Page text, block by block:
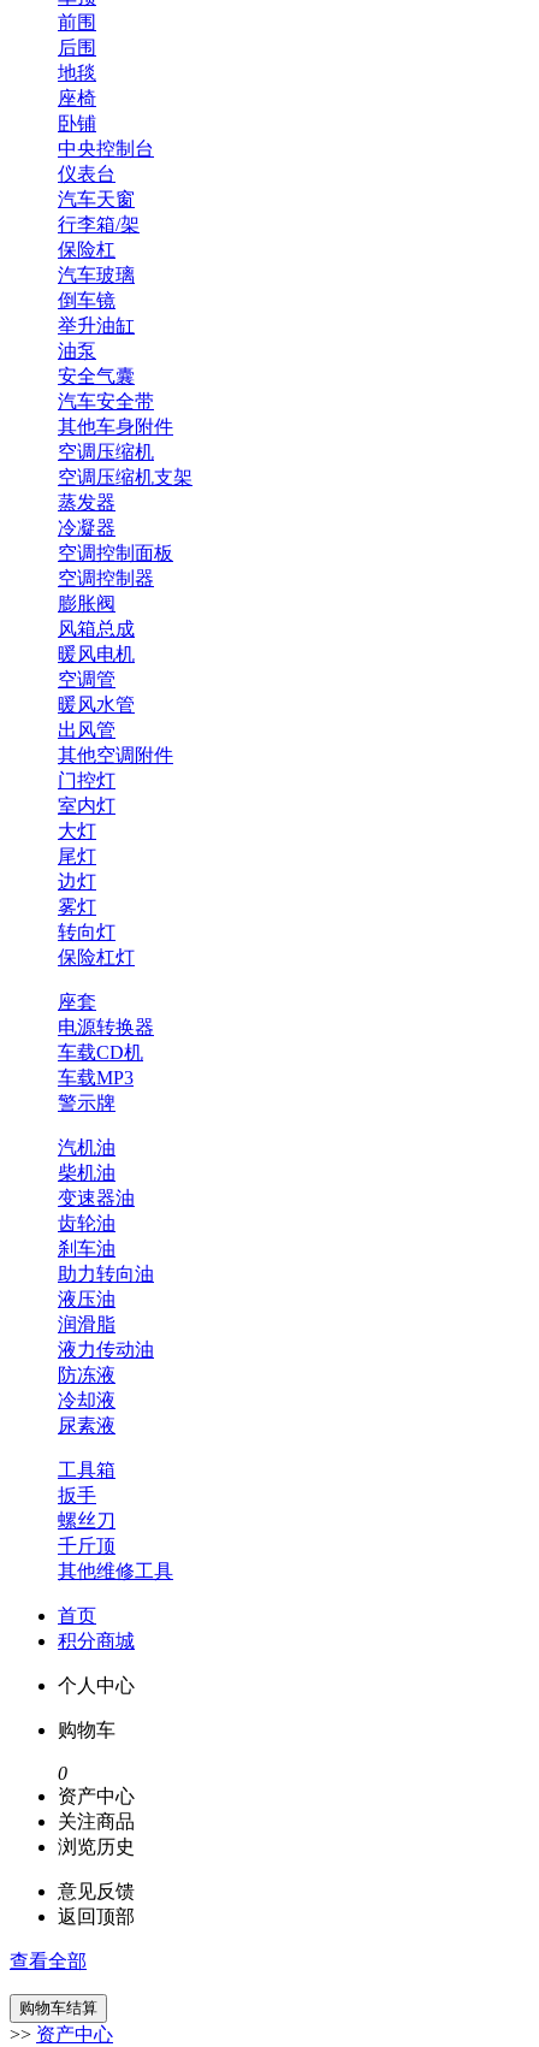
前围
后围
地毯
座椅
卧铺
中央控制台
仪表台
汽车天窗
行李箱/架
保险杠
汽车玻璃
倒车镜
举升油缸
油泵
安全气囊
汽车安全带
其他车身附件
空调压缩机
空调压缩机支架
蒸发器
冷凝器
空调控制面板
空调控制器
膨胀阀
风箱总成
暖风电机
空调管
暖风水管
出风管
其他空调附件
门控灯
室内灯
大灯
尾灯
边灯
雾灯
转向灯
保险杠灯
座套
电源转换器
车载CD机
车载MP3
警示牌
汽机油
柴机油
变速器油
齿轮油
刹车油
助力转向油
液压油
润滑脂
液力传动油
防冻液
冷却液
尿素液
工具箱
扳手
螺丝刀
千斤顶
其他维修工具
首页
积分商城
个人中心
购物车
0
资产中心
关注商品
浏览历史
意见反馈
返回顶部
查看全部
>> 资产中心